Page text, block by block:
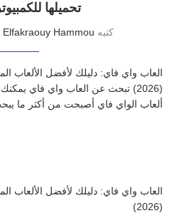
تحميلها للكمبيوتر
كتبه Elfakraouy Hammou
العاب واي فاي: دليلك لأفضل الألعاب
(2026) تبحث عن العاب واي فاي
ألعاب الواي فاي أصبحت من أكثر ما
العاب واي فاي: دليلك لأفضل الألعاب
(2026)